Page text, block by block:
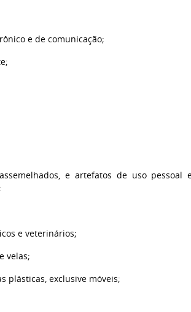
e de comunicação;
e artefatos de uso pessoal
e veterinários;
velas;
plásticas, exclusive móveis;